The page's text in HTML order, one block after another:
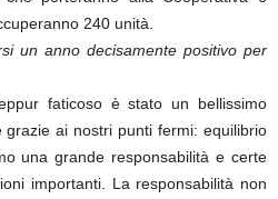
240 unità.
un anno decisamente positivo per
faticoso è stato un bellissimo
ai nostri punti fermi: equilibrio
una grande responsabilità e certe
importanti. La responsabilità non